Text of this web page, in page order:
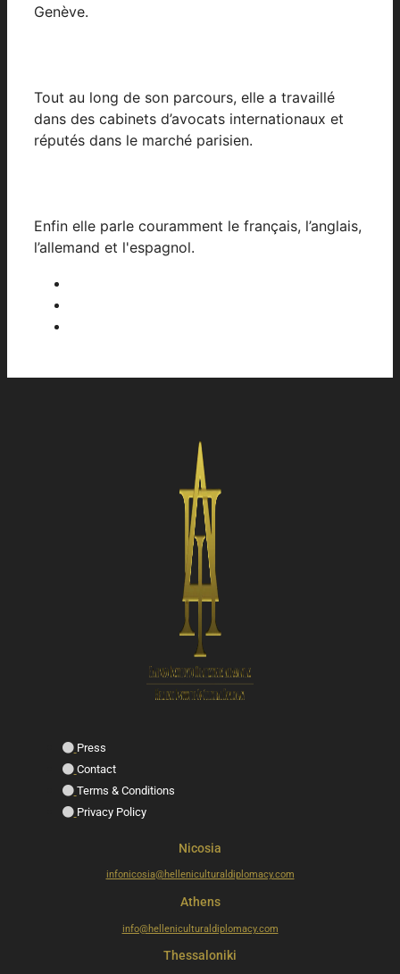
Genève.
Tout au long de son parcours, elle a travaillé
dans des cabinets d’avocats internationaux et
réputés dans le marché parisien.
Enfin elle parle couramment le français, l’anglais,
l’allemand et l'espagnol.
Press
Contact
Terms & Conditions
Privacy Policy
Nicosia
infonicosia@helleniculturaldiplomacy.com
Athens
info@helleniculturaldiplomacy.com
Thessaloniki